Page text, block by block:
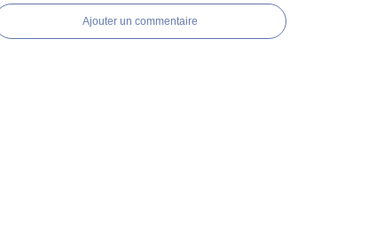
Ajouter un commentaire